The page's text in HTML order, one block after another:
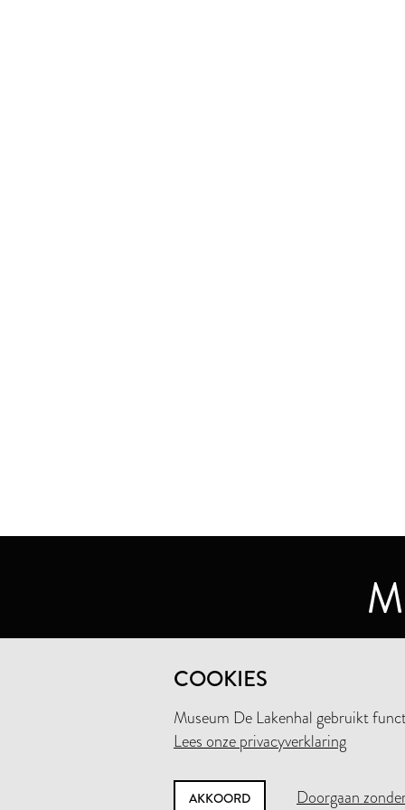
COOKIES
Museum De Lakenhal gebruikt
Lees onze privacyverklaring
AKKOORD Doorgaan
MUSEUM DE LAKENHAL
OUDE SINGEL 32
+31 (0)71 5165360